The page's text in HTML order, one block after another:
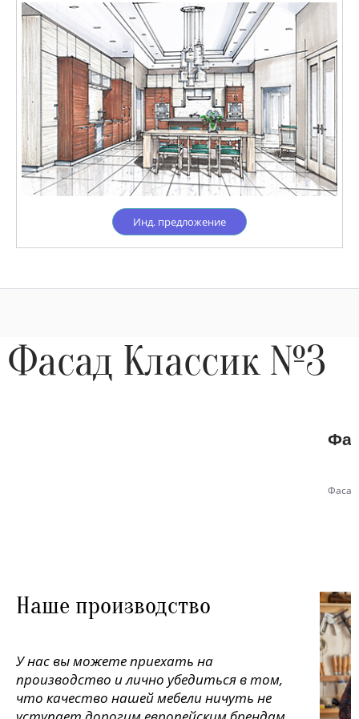
Инд. предложение
Фасад Классик №3
Наше производство
У нас вы можете приехать на
производство и лично убедиться в том,
что качество нашей мебели ничуть не